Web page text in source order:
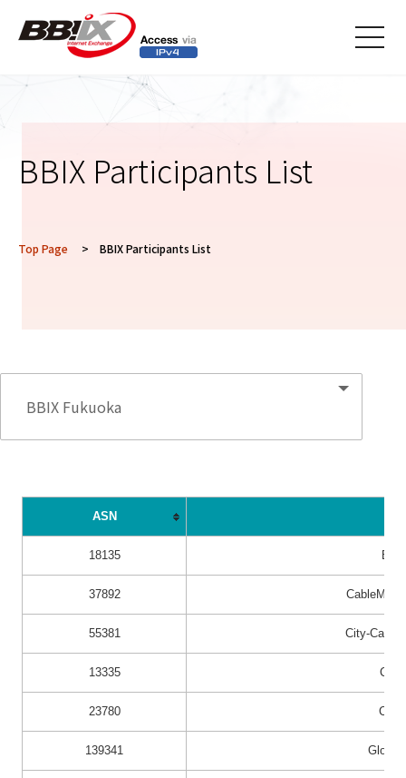
メニ
BBIX Participants List
Top Page > BBIX Participants List
ASN
18135
37892
55381 City-Cable
13335
23780 CTB
139341